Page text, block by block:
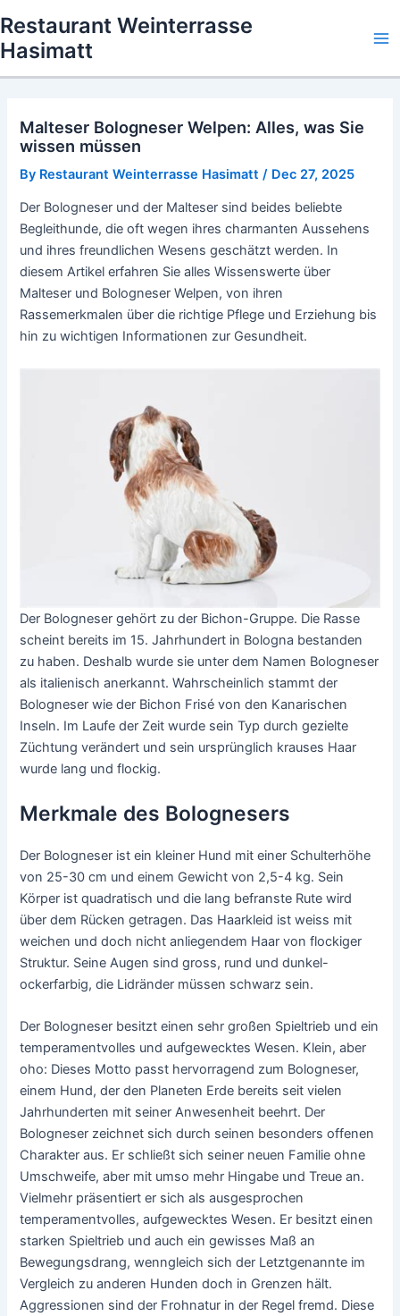
to
content
Restaurant Weinterrasse
Hasimatt
Malteser Bologneser Welpen: Alles, was Sie
wissen müssen
By Restaurant Weinterrasse Hasimatt / Dec 27, 2025
Der Bologneser und der Malteser sind beides beliebte
Begleithunde, die oft wegen ihres charmanten Aussehens
und ihres freundlichen Wesens geschätzt werden. In
diesem Artikel erfahren Sie alles Wissenswerte über
Malteser und Bologneser Welpen, von ihren
Rassemerkmalen über die richtige Pflege und Erziehung bis
hin zu wichtigen Informationen zur Gesundheit.
Der Bologneser gehört zu der Bichon-Gruppe. Die Rasse
scheint bereits im 15. Jahrhundert in Bologna bestanden
zu haben. Deshalb wurde sie unter dem Namen Bologneser
als italienisch anerkannt. Wahrscheinlich stammt der
Bologneser wie der Bichon Frisé von den Kanarischen
Inseln. Im Laufe der Zeit wurde sein Typ durch gezielte
Züchtung verändert und sein ursprünglich krauses Haar
wurde lang und flockig.
Merkmale des Bolognesers
Der Bologneser ist ein kleiner Hund mit einer Schulterhöhe
von 25-30 cm und einem Gewicht von 2,5-4 kg. Sein
Körper ist quadratisch und die lang befranste Rute wird
über dem Rücken getragen. Das Haarkleid ist weiss mit
weichen und doch nicht anliegendem Haar von flockiger
Struktur. Seine Augen sind gross, rund und dunkel-
ockerfarbig, die Lidränder müssen schwarz sein.
Der Bologneser besitzt einen sehr großen Spieltrieb und ein
temperamentvolles und aufgewecktes Wesen. Klein, aber
oho: Dieses Motto passt hervorragend zum Bologneser,
einem Hund, der den Planeten Erde bereits seit vielen
Jahrhunderten mit seiner Anwesenheit beehrt. Der
Bologneser zeichnet sich durch seinen besonders offenen
Charakter aus. Er schließt sich seiner neuen Familie ohne
Umschweife, aber mit umso mehr Hingabe und Treue an.
Vielmehr präsentiert er sich als ausgesprochen
temperamentvolles, aufgewecktes Wesen. Er besitzt einen
starken Spieltrieb und auch ein gewisses Maß an
Bewegungsdrang, wenngleich sich der Letztgenannte im
Vergleich zu anderen Hunden doch in Grenzen hält.
Aggressionen sind der Frohnatur in der Regel fremd. Diese